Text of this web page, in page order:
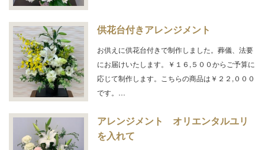
供花台付きアレンジメント
お供えに供花台付きで制作しました。葬儀、法要
にお届けいたします。￥１６,５００からご予算に
応じて制作します。こちらの商品は￥２２,０００
です。…
アレンジメント オリエンタルユリ
を入れて